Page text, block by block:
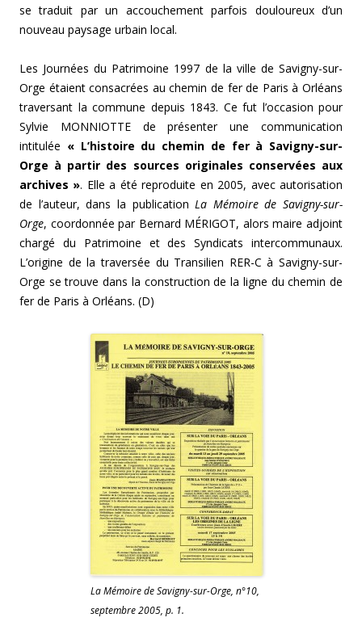
se traduit par un accouchement parfois douloureux d’un
nouveau paysage urbain local.
Les Journées du Patrimoine 1997 de la ville de Savigny-sur-
Orge étaient consacrées au chemin de fer de Paris à Orléans
traversant la commune depuis 1843. Ce fut l’occasion pour
Sylvie MONNIOTTE de présenter une communication
intitulée « L’histoire du chemin de fer à Savigny-sur-
Orge à partir des sources originales conservées aux
archives ». Elle a été reproduite en 2005, avec autorisation
de l’auteur, dans la publicationLa Mémoire de Savigny-sur-
Orge, coordonnée par Bernard MÉRIGOT, alors maire adjoint
chargé du Patrimoine et des Syndicats intercommunaux.
L’origine de la traversée du Transilien RER-C à Savigny-sur-
Orge se trouve dans la construction de la ligne du chemin de
fer de Paris à Orléans. (D)
La Mémoire de Savigny-sur-Orge, n°10,
septembre 2005, p. 1.